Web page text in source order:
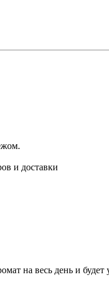
и доставки
на весь день и